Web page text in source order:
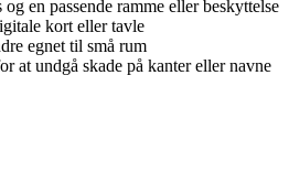
en passende ramme eller beskyttelse
kort eller tavle
egnet til små rum
at undgå skade på kanter eller navne